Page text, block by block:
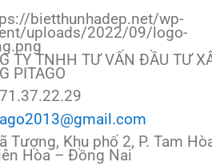
TY TNHH TƯ VẤN ĐẦU TƯ
PITAGO
Tượng, Khu phố 2, P. Tam
Hòa – Đồng Nai